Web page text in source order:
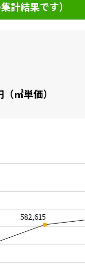
計結果です）
（㎡単価）
582,615